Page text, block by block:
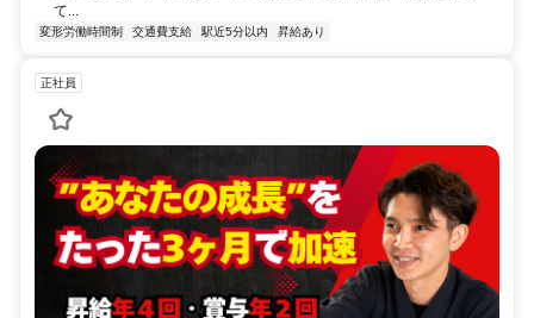
て...
変形労働時間制 交通費支給 駅近5分以内 昇給あり
正社員